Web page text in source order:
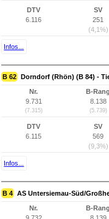
DTV
6.116
SV
251
(4,1%)
Infos...
B 62 Dorndorf (Rhön) (B 84) -
Nr.
9.731
(7.315)
B-Rang
8.138
(5.739)
DTV
6.115
SV
569
(9,3%)
Infos...
B 4 AS Untersiemau-Süd/
Nr.
B-Rang